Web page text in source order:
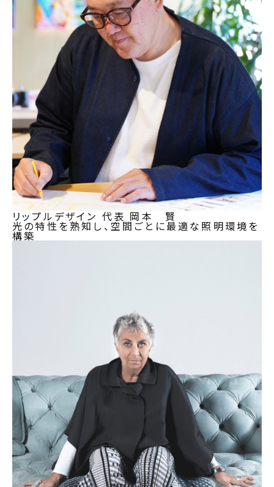
リップルデザイン 代表 岡本 賢
光の特性を熟知し、空間ごとに最適な照明環境を
構築